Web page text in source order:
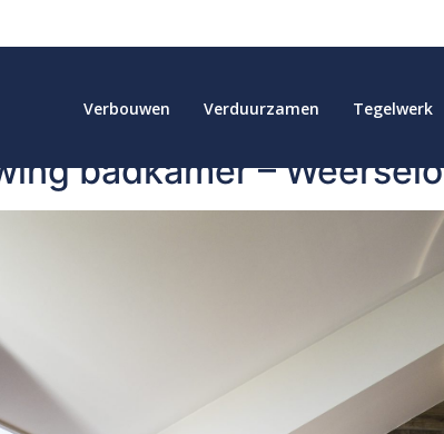
Verbouwen Verduurzamen Tegelwerk
badkamer – Weerselo